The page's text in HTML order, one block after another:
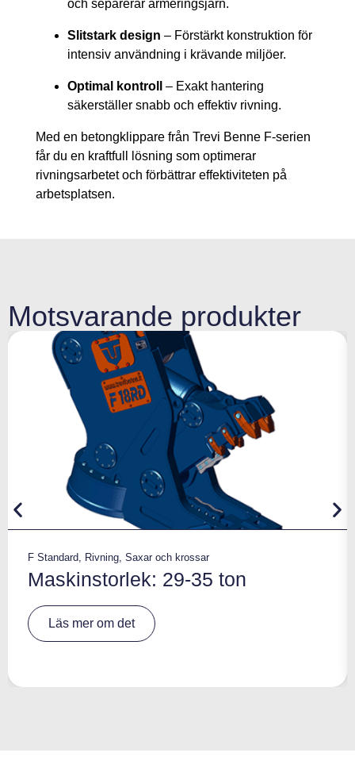
och separerar armeringsjärn.
Slitstark design – Förstärkt konstruktion för
intensiv användning i krävande miljöer.
Optimal kontroll
– Exakt hantering
säkerställer snabb och effektiv rivning.
Med en betongklippare från Trevi Benne F-serien
får du en kraftfull lösning som optimerar
rivningsarbetet och förbättrar effektiviteten på
arbetsplatsen.
Motsvarande produkter
F Standard Rivning Saxar och krossar
Maskinstorlek: 29-35 ton
Läs mer om det